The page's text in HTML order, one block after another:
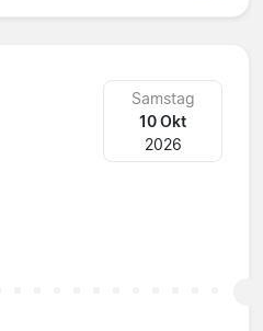
Samstag
10 Okt
2026